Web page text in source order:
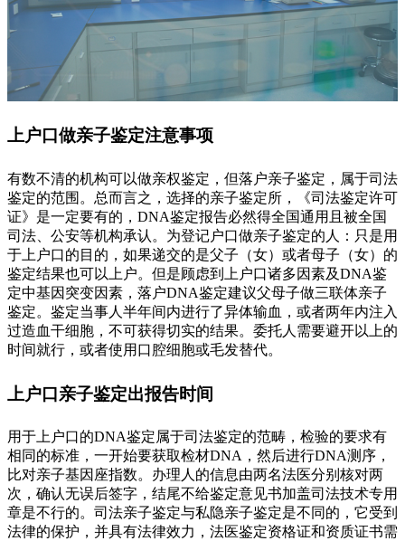
上户口做亲子鉴定注意事项
有数不清的机构可以做亲权鉴定，但落户亲子鉴定，属于司法
鉴定的范围。总而言之，选择的亲子鉴定所，《司法鉴定许可
证》是一定要有的，DNA鉴定报告必然得全国通用且被全国
司法、公安等机构承认。为登记户口做亲子鉴定的人：只是用
于上户口的目的，如果递交的是父子（女）或者母子（女）的
鉴定结果也可以上户。但是顾虑到上户口诸多因素及DNA鉴
定中基因突变因素，落户DNA鉴定建议父母子做三联体亲子
鉴定。鉴定当事人半年间内进行了异体输血，或者两年内注入
过造血干细胞，不可获得切实的结果。委托人需要避开以上的
时间就行，或者使用口腔细胞或毛发替代。
上户口亲子鉴定出报告时间
用于上户口的DNA鉴定属于司法鉴定的范畴，检验的要求有
相同的标准，一开始要获取检材DNA，然后进行DNA测序，
比对亲子基因座指数。办理人的信息由两名法医分别核对两
次，确认无误后签字，结尾不给鉴定意见书加盖司法技术专用
章是不行的。司法亲子鉴定与私隐亲子鉴定是不同的，它受到
法律的保护，并具有法律效力，法医鉴定资格证和资质证书需